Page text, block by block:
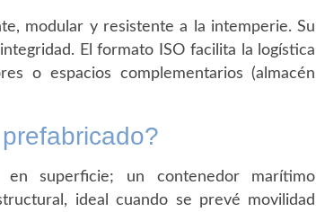
modular y resistente a la intemperie. Su
El formato ISO facilita la logística
o espacios complementarios (almacén
superficie; un contenedor marítimo
ideal cuando se prevé movilidad